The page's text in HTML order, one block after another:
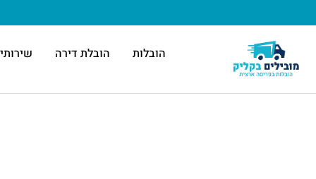
הובלות הובלת דירה